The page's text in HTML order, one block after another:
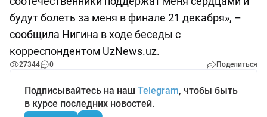
будут болеть за меня в финале 21 декабря», –
сообщила Нигина в ходе беседы с
корреспондентом UzNews.uz.
27344 0 Поделиться
Подписывайтесь на наш Telegram, чтобы быть
в курсе последних новостей.